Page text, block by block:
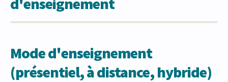
Mode d'enseignement
(présentiel, à distance, hybride)